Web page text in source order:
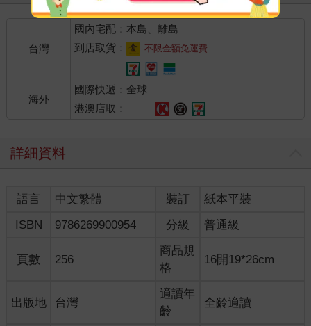
台灣
國內宅配：本島、離島
到店取貨：
不限金額免運費
海外
國際快遞：全球
港澳店取：
詳細資料
語言 中文繁體 裝訂
紙本平裝
ISBN
9786269900954 分級 普通級
頁數 256
商品規
格
16開19*26cm
出版地 台灣
適讀年
齡
全齡適讀